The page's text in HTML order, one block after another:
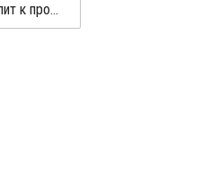
JXTG Nippon на текущей неделе приступит к профилактике на линии параксилола в Сакаи